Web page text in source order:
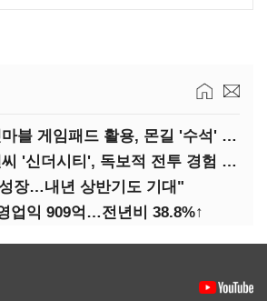
(지스타2025)넷마블 게임패드 활용, 몬길 '수석' 7대죄 '차석'
(지스타2025)엔씨 '신더시티', 독보적 전투 경험 필요
장…내년 상반기도 기대"
업익 909억…전년비 38.8%↑